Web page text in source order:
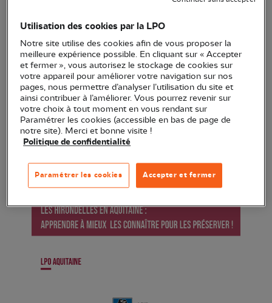
Utilisation des cookies par la LPO
Notre site utilise des cookies afin de vous proposer la
meilleure expérience possible. En cliquant sur « Accepter
et fermer », vous autorisez le stockage de cookies sur
votre appareil pour améliorer votre navigation sur nos
pages, nous permettre d’analyser l’utilisation du site et
ainsi contribuer à l’améliorer. Vous pourrez revenir sur
votre choix à tout moment en vous rendant sur
Paramétrer les cookies (accessible en bas de page de
notre site). Merci et bonne visite !
Politique de confidentialité
Accepter et fermer
Paramétrer les cookies